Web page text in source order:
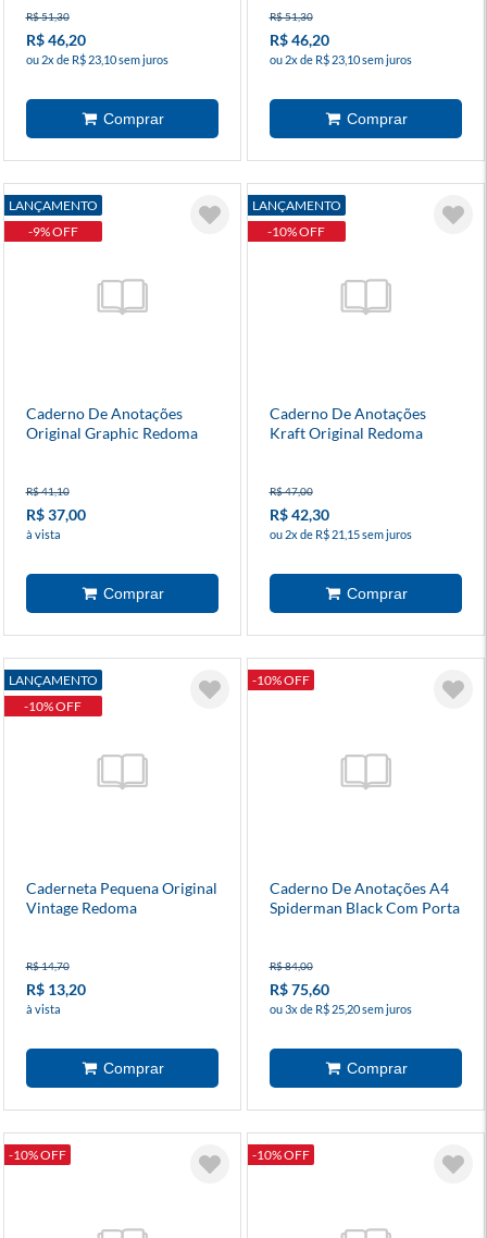
R$ 51,30
R$ 46,20
ou 2x de R$ 23,10 sem juros
R$ 51,30
R$ 46,20
ou 2x de R$ 23,10 sem juros
LANÇAMENTO
-9% OFF
Caderno De Anotações
Original Graphic Redoma
R$ 41,10
R$ 37,00
à vista
LANÇAMENTO
-10% OFF
Caderno De Anotações
Kraft Original Redoma
R$ 47,00
R$ 42,30
ou 2x de R$ 21,15 sem juros
LANÇAMENTO
-10% OFF
Caderneta Pequena Original
Vintage Redoma
R$ 14,70
R$ 13,20
à vista
-10% OFF
Caderno De Anotações A4
Spiderman Black Com Porta
R$ 84,00
R$ 75,60
ou 3x de R$ 25,20 sem juros
-10% OFF -10% OFF